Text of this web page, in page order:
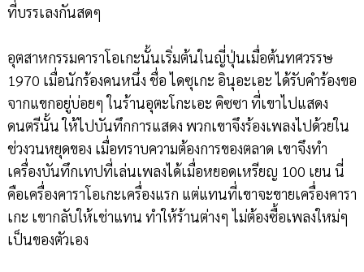
ที่บรรเลงกันสดๆ
อุตสาหกรรมคาราโอเกะนั้นเริ่มต้นในญี่ปุ่นเมื่อต้นทศวรรษ
1970 เมื่อนักร้องคนหนึ่ง ชื่อ ไดซุเกะ อินุอะเอะ ได้รับคำร้องขอ
จากแขกอยู่บ่อยๆ ในร้านอุตะโกะเอะ คิซซา ที่เขาไปแสดง
ดนตรีนั้น ให้ไปบันทึกการแสดง พวกเขาจึงร้องเพลงไปด้วยใน
ช่วงวนหยุดของ เมื่อทราบความต้องการของตลาด เขาจึงทำ
เครื่องบันทึกเทปที่เล่นเพลงได้เมื่อหยอดเหรียญ 100 เยน นี่
คือเครื่องคาราโอเกะเครื่องแรก แต่แทนที่เขาจะขายเครื่องคารา
เกะ เขากลับให้เช่าแทน ทำให้ร้านต่างๆ ไม่ต้องซื้อเพลงใหม่ๆ
เป็นของตัวเอง